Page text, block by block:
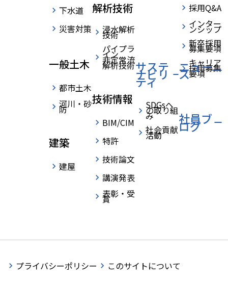
下水道
災害対策
一般土木
都市土木
河川・砂
防
建築
建屋
解析技術
浸水解析
技術
パイプラ
イン
非定常流
解析技術
技術情報
BIM/CIM
特許
技術論文
講演発表
表彰・受
賞
サステ
ナビリ
ティ
SDGsへ
の取り組
み
社会貢献
活動
採用Q&A
インター
ンシップ
新卒採用
募集要項
キャリア
採用募集
要項
ニュー
ス
社員ブ
ログ
プライバシーポリシー このサイトについて
社員ブログ ›今年の会社周辺美化活動を実施しました。
2025.11.18 西部支店
今年の会社
周辺美化活
動を実施し
ました。